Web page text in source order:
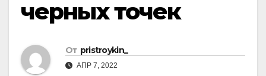
черных точек
От pristroykin_
АПР 7, 2022